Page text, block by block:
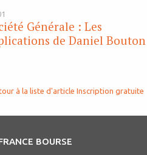
Générale : Les
de Daniel Bouton
à la liste d'article Inscription gratuite
BOURSE